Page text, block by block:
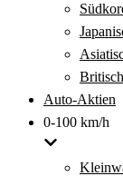
Auto-Aktien
0-100 km/h